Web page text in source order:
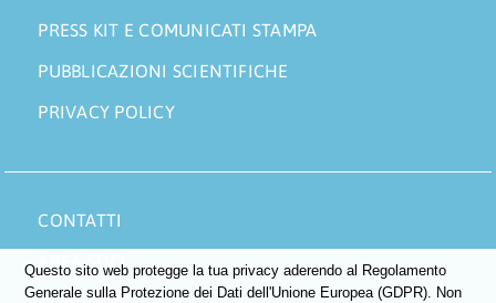
PRESS KIT E COMUNICATI STAMPA
PUBBLICAZIONI SCIENTIFICHE
PRIVACY POLICY
CONTATTI
AREA SOCI
Questo sito web protegge la tua privacy aderendo al Regolamento
Generale sulla Protezione dei Dati dell'Unione Europea (GDPR). Non